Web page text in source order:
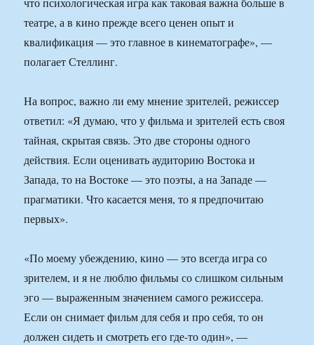
театре, а в кино прежде всего ценен опыт и
квалификация — это главное в кинематографе», —
полагает Стеллинг.
На вопрос, важно ли ему мнение зрителей, режиссер
ответил: «Я думаю, что у фильма и зрителей есть своя
тайная, скрытая связь. Это две стороны одного
действия. Если оценивать аудиторию Востока и
Запада, то на Востоке — это поэты, а на Западе —
прагматики. Что касается меня, то я предпочитаю
первых».
«По моему убеждению, кино — это всегда игра со
зрителем, и я не люблю фильмы со слишком сильным
эго — выраженным значением самого режиссера.
Если он снимает фильм для себя и про себя, то он
должен сидеть и смотреть его где-то один», —